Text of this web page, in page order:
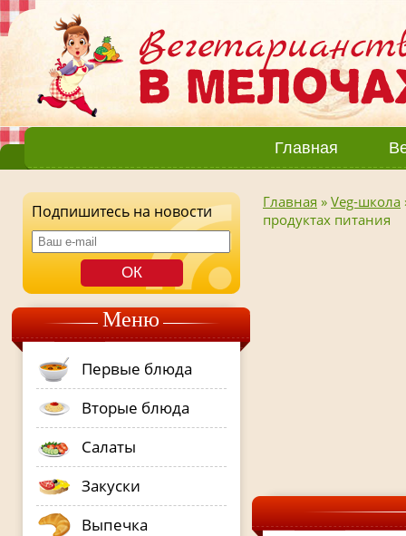
Главная
Подпишитесь на новости
Меню
Первые блюда
Вторые блюда
Салаты
Закуски
Выпечка
Главная » Veg-школа
продуктах питания